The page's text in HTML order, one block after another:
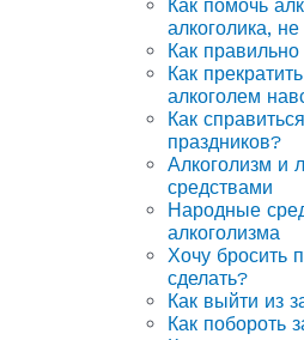
Как помочь
алкоголика,
Как
Как
алкоголем
Как
праздников?
Алкоголизм и
средствами
Народные
алкоголизма
Хочу бросить
сделать?
Как выйти из
Как побороть